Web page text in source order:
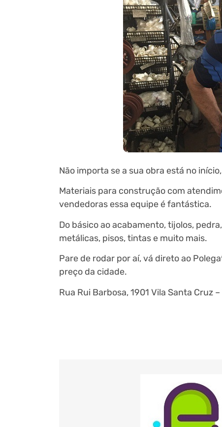
Não importa se a sua obra está no
Materiais para construção com
vendedoras essa equipe é fantástica.
Do básico ao acabamento, tijolos,
metálicas, pisos, tintas e muito mais.
Pare de rodar por aí, vá direto ao
preço da cidade.
Rua Rui Barbosa, 1901 Vila Santa Cruz